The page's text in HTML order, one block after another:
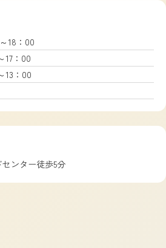
18：00
17：00
13：00
ンター徒歩5分